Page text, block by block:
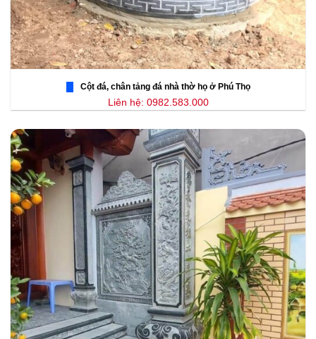
Cột đá, chân tảng đá nhà thờ họ ở Phú Thọ
Liên hệ: 0982.583.000